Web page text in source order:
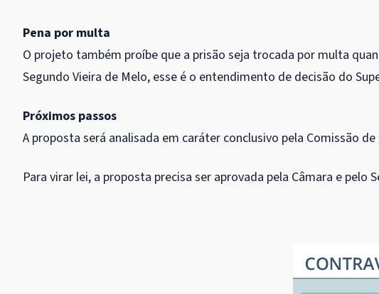
Pena por multa
O projeto também proíbe que a prisão seja trocada por multa
Segundo Vieira de Melo, esse é o entendimento de decisão do
Próximos passos
A proposta será analisada em caráter conclusivo pela Comissão
Para virar lei, a proposta precisa ser aprovada pela Câmara e pelo